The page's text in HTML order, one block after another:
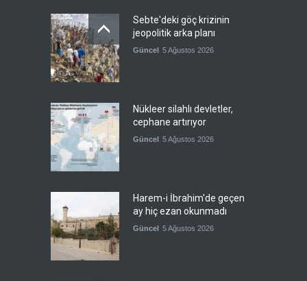
Sebte'deki göç krizinin
jeopolitik arka planı
Güncel 5 Ağustos 2026
Nükleer silahlı devletler,
cephane artırıyor
Güncel 5 Ağustos 2026
Harem-i İbrahim'de geçen
ay hiç ezan okunmadı
Güncel 5 Ağustos 2026